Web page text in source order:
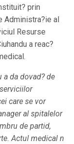
prin
Administra?ie al
Resurse
a reac?
a da dovad? de
care se vor
al spitalelor
de partid,
Actul medical n